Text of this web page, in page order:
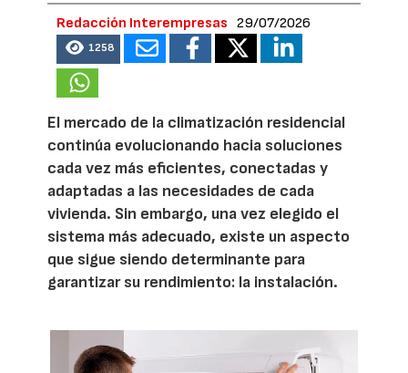
Redacción Interempresas 29/07/2026
1258
El mercado de la climatización residencial
continúa evolucionando hacia soluciones
cada vez más eficientes, conectadas y
adaptadas a las necesidades de cada
vivienda. Sin embargo, una vez elegido el
sistema más adecuado, existe un aspecto
que sigue siendo determinante para
garantizar su rendimiento: la instalación.